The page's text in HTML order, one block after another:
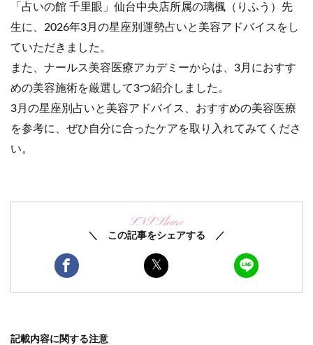
「占いの館 千里眼」仙台中央店所属の璃楓（りふう）先
生に、2026年3月の星座別運勢占いと美容アドバイスをし
ていただきました。
また、ナールス美容医療アカデミーからは、3月におすす
めの美容施術を厳選して3つ紹介しました。
3月の星座別占いと美容アドバイス、おすすめの美容医療
を参考に、ぜひ自分に合ったケアを取り入れてみてくださ
い。
SNS Share
＼ この記事をシェアする ／
記載内容に関する注意